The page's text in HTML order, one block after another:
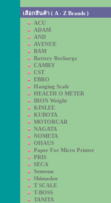
เลือกสินค้า ( A - Z Brands )
ACU
ADAM
AND
AVENUE
BAM
Battery Recharge
CAMRY
CST
EBRO
Hanging Scale
HEALTH O METER
IRON Weight
KINLEE
KUBOTA
MOTORCAR
NAGATA
NOMETA
OHAUS
Paper For Micro Printer
PRIS
SECA
Seneeun
Shimadzu
T SCALE
T-BOSS
TANITA